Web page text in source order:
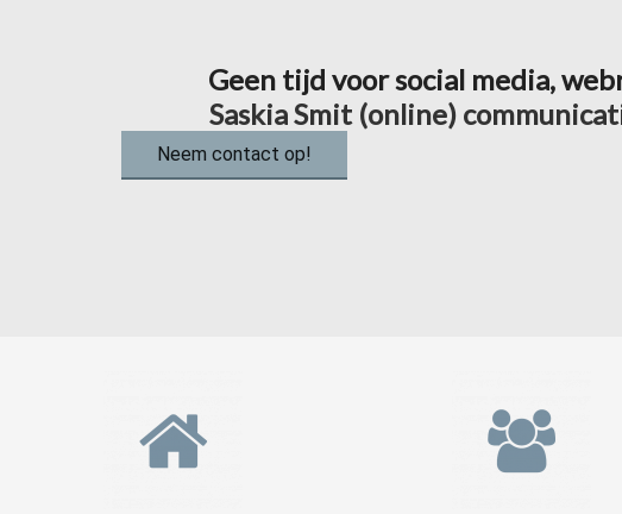
Geen tijd voor social media,
SaskiaSmit (online) communicat
Neem contact op!